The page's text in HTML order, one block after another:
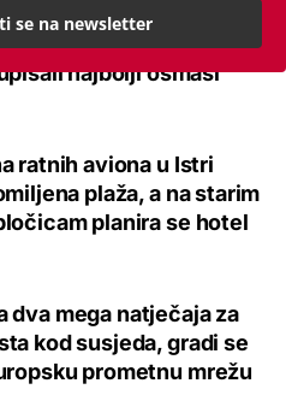
srednjoškolskih smjerova
zagorskoj županiji koje
najbolji osmaši
ratnih aviona u Istri
plaža, a na starim
planira se hotel
dva mega natječaja za
kod susjeda, gradi se
prometnu mrežu
se na newsletter